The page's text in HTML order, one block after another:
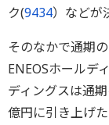
ク(9434）などが
そのなかで通期
ENEOSホールデ
ディングスは通
億円に引き上げ